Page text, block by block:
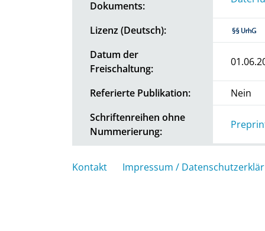
Dokuments:
Lizenz (Deutsch):
Datum der
Freischaltung:
Referierte Publikation:
Nein
Schriftenreihen ohne
Nummerierung:
Kontakt Impressum /